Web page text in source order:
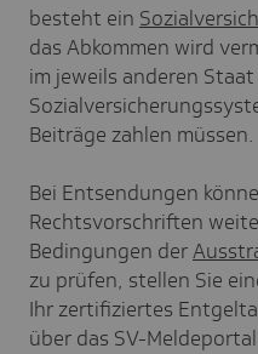
besteht ein
das Abkommen wird
im jeweils anderen
Beiträge zahlen müssen.
Bei Entsendungen
Rechtsvorschriften
Bedingungen der
zu prüfen, stellen Sie
Ihr zertifiziertes
über das SV-